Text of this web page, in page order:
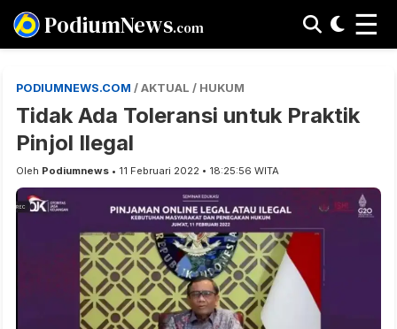
PodiumNews.com ☰
PODIUMNEWS.COM / AKTUAL / HUKUM
Tidak Ada Toleransi untuk Praktik
Pinjol Ilegal
Oleh Podiumnews • 11 Februari 2022 • 18:25:56 WITA